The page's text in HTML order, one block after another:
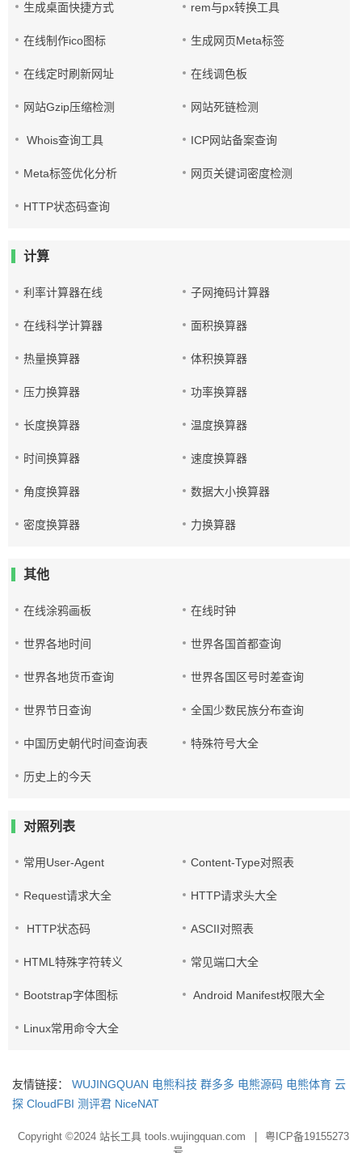
生成桌面快捷方式 rem与px转换工具
在线制作ico图标 生成网页Meta标签
在线定时刷新网址 在线调色板
网站Gzip压缩检测 网站死链检测
Whois查询工具 ICP网站备案查询
Meta标签优化分析 网页关键词密度检测
HTTP状态码查询
计算
利率计算器在线 子网掩码计算器
在线科学计算器 面积换算器
热量换算器 体积换算器
压力换算器 功率换算器
长度换算器 温度换算器
时间换算器 速度换算器
角度换算器 数据大小换算器
密度换算器 力换算器
其他
在线涂鸦画板 在线时钟
世界各地时间 世界各国首都查询
世界各地货币查询 世界各国区号时差查询
世界节日查询 全国少数民族分布查询
中国历史朝代时间查询表 特殊符号大全
历史上的今天
对照列表
常用User-Agent Content-Type对照表
Request请求大全 HTTP请求头大全
HTTP状态码 ASCII对照表
HTML特殊字符转义 常见端口大全
Bootstrap字体图标 Android Manifest权限大全
Linux常用命令大全
友情链接： WUJINGQUAN 电熊科技 群多多 电熊源码 电熊体育 云
探 CloudFBI 测评君 NiceNAT
Copyright ©2024站长工具 tools.wujingquan.com
粤ICP备19155273